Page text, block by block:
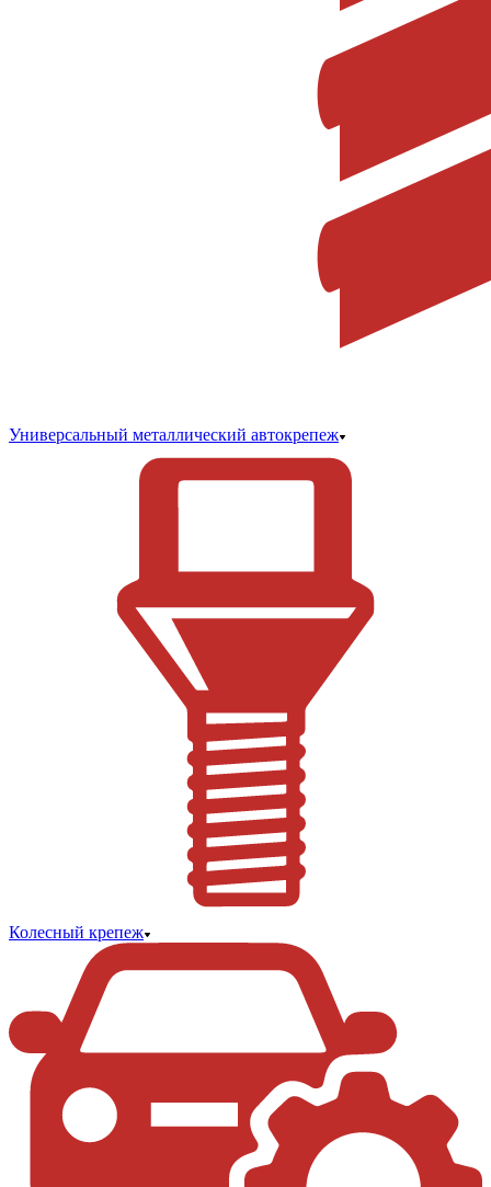
Универсальный металлический автокрепеж
Колесный крепеж